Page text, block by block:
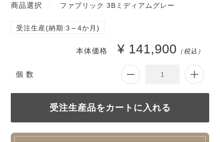
商品選択 ファブリック 3Bミディアムグレー
受注生産(納期:3～4か月)
個 数
本体価格 ¥ 141,900 （税込）